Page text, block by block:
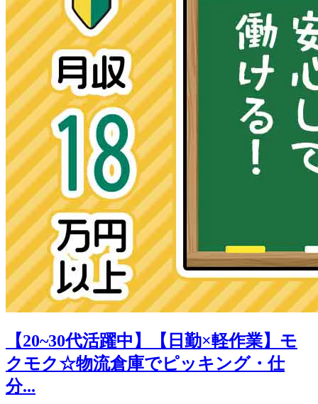
【20~30代活躍中】【日勤×軽作業】モ
クモク☆物流倉庫でピッキング・仕
分...